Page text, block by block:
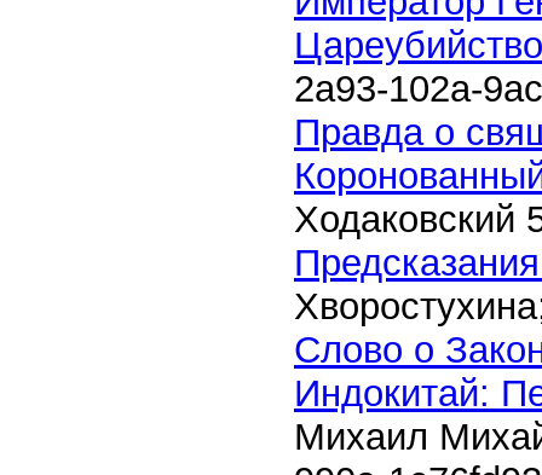
2a93-102a-
Правда о
Ходаковский
Слово о
Индокитай:
Михаил